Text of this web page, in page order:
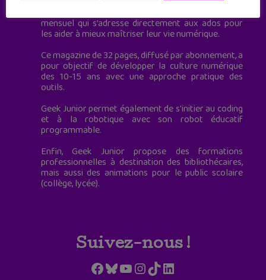
mensuel qui s’adresse directement aux ados pour
les aider à mieux maîtriser leur vie numérique.
Ce magazine de 32 pages, diffusé par abonnement, a
pour objectif de développer la culture numérique
des 10-15 ans avec une approche pratique des
outils.
Geek Junior permet également de s'initier au coding
et à la robotique avec son robot éducatif
programmable.
Enfin, Geek Junior propose des formations
professionnelles à destination des bibliothécaires,
mais aussi des animations pour le public scolaire
(collège, lycée).
Suivez-nous !
Facebook
Bluesky
YouTube
Instagram
TikTokLinkedIn